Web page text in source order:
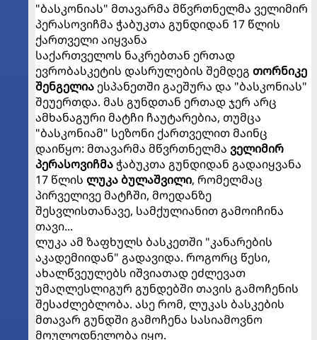
"ბასკონიას" მთავარმა მწვრთნელმა ველიმირ
პერასოვიჩმა ჭაბუკთა გუნდიდან 17 წლის
ქართველი აიყვანა
საქართველოს ნაკრებთან ერთად
ევრობასკეტის დასრულების შემდეგ თორნიკე
შენგელიაესპანეთში გაეშურა და "ბასკონიას"
შეუერთდა. მას გუნდთან ერთად ჯერ არც
ამხანაგური მატჩი ჩაუტარებია, თუმცა
"ბასკონიამ" სეზონი ქართველით მაინც
დაიწყო: მთავარმა მწვრთნელმა ველიმირ
პერასოვიჩმაჭაბუკთა გუნდიდან გადაიყვანა
17 წლის ლუკა ბულაშვილი, რომელმაც
პირველივე მატჩში, მოედანზე
შესვლისთანავე, სამქულიანით გამოიჩინა
თავი...
ლუკა ამ ზაფხულს ბასკეთში "კანარების
აკადემიიდან" გადავიდა. როგორც წესი,
ახალწვეულებს იშვიათად ეძლევათ
უმაღლესლიგურ გუნდებში თავის გამოჩენის
შესაძლებლობა. ასე რომ, ლუკას ბასკების
მთავარ გუნდში გამოჩენა სასიამოვნო
მოულოდნელობა იყო.